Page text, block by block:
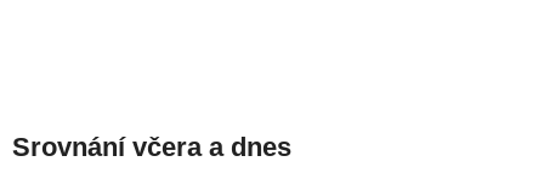
Srovnání včera a dnes